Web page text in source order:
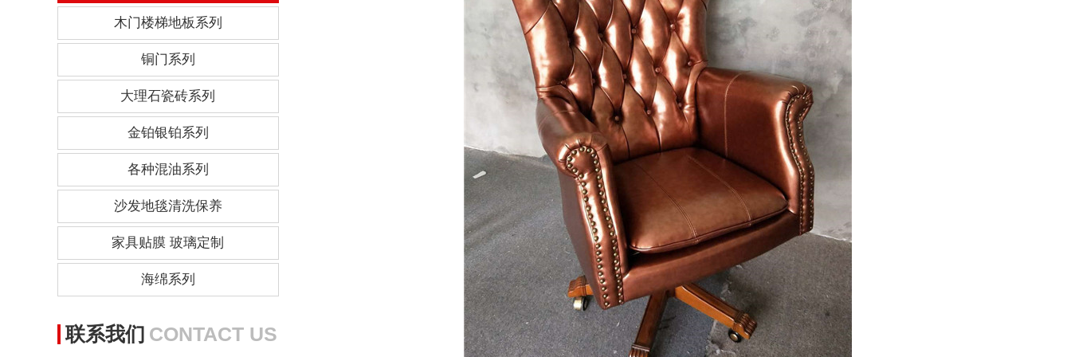
木门楼梯地板系列
铜门系列
大理石瓷砖系列
金铂银铂系列
各种混油系列
沙发地毯清洗保养
家具贴膜 玻璃定制
海绵系列
联系我们 CONTACT US